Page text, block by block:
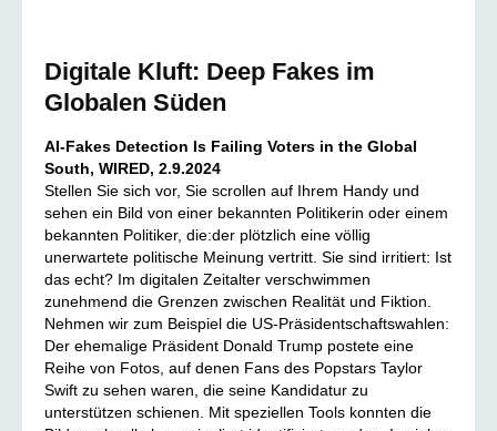
Digitale Kluft: Deep Fakes im
Globalen Süden
AI-Fakes Detection Is Failing Voters in the Global
South, WIRED, 2.9.2024
Stellen Sie sich vor, Sie scrollen auf Ihrem Handy und
sehen ein Bild von einer bekannten Politikerin oder einem
bekannten Politiker, die:der plötzlich eine völlig
unerwartete politische Meinung vertritt. Sie sind irritiert: Ist
das echt? Im digitalen Zeitalter verschwimmen
zunehmend die Grenzen zwischen Realität und Fiktion.
Nehmen wir zum Beispiel die US-Präsidentschaftswahlen:
Der ehemalige Präsident Donald Trump postete eine
Reihe von Fotos, auf denen Fans des Popstars Taylor
Swift zu sehen waren, die seine Kandidatur zu
unterstützen schienen. Mit speziellen Tools konnten die